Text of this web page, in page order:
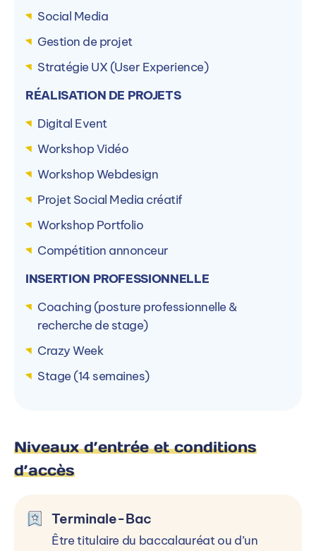
Social Media
Gestion de projet
Stratégie UX (User Experience)
RÉALISATION DE PROJETS
Digital Event
Workshop Vidéo
Workshop Webdesign
Projet Social Media créatif
Workshop Portfolio
Compétition annonceur
INSERTION PROFESSIONNELLE
Coaching (posture professionnelle &
recherche de stage)
Crazy Week
Stage (14 semaines)
Niveaux d’entrée et conditions
d’accès
Terminale-Bac
Être titulaire du baccalauréat ou d’un